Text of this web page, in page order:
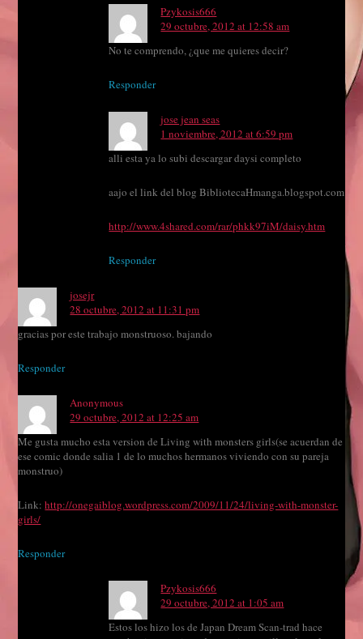
Pzykosis666
29 octubre, 2012 at 12:58 am
No te comprendo, ¿que me quieres decir?
Responder
jose jean seas
1 noviembre, 2012 at 6:59 pm
alli esta ya lo subi descargar daysi completo
aajo el link del blog BibliotecaHmanga.blogspot.com
http://www.4shared.com/rar/phkk97iM/daisy.htm
Responder
josejr
28 octubre, 2012 at 11:31 pm
gracias por este trabajo monstruoso. bajando
Responder
Anonymous
29 octubre, 2012 at 12:25 am
Me gusta mucho esta version de Living with monsters girls(se acuerdan de
ese comic donde salia 1 de lo muchos hermanos viviendo con su pareja
monstruo)
Link:http://onegaiblog.wordpress.com/2009/11/24/living-with-monster-
girls/
Responder
Pzykosis666
29 octubre, 2012 at 1:05 am
Estos los hizo los de Japan Dream Scan-trad hace